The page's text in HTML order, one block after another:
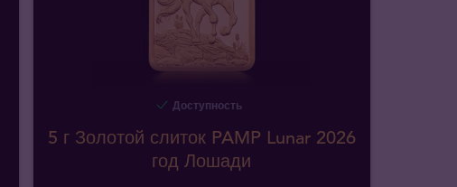
Доступность
5 г Золотой слиток PAMP Lunar 2026
год Лошади